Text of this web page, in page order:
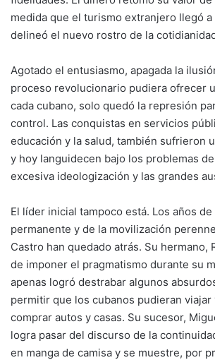
medida que el turismo extranjero llegó a
delineó el nuevo rostro de la
Agotado el entusiasmo, apagada la
proceso revolucionario pudiera ofrecer
cada cubano, solo quedó la represión
control. Las conquistas en servicios
educación y la salud, también sufrieron
y hoy languidecen bajo los problemas
excesiva ideologización y las grandes
El líder inicial tampoco está. Los años
permanente y de la movilización
Castro han quedado atrás. Su hermano,
de imponer el pragmatismo durante su
apenas logró destrabar algunos
permitir que los cubanos pudieran viajar
comprar autos y casas. Su sucesor,
logra pasar del discurso de la
en manga de camisa y se muestre, por